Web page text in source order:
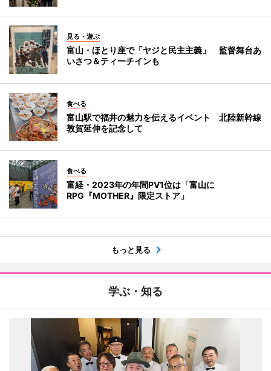
見る・遊ぶ
富山・ほとり座で「ヤジと民主主義」 監督舞台あ
いさつ＆ティーチインも
食べる
富山駅で福井の魅力を伝えるイベント 北陸新幹線
敦賀延伸を記念して
食べる
富経・2023年の年間PV1位は「富山に
RPG『MOTHER』限定ストア」
もっと見る
学ぶ・知る